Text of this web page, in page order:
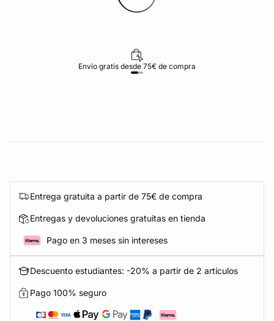
Envío gratis desde 75€ de compra
Entrega gratuita a partir de 75€ de compra
Entregas y devoluciones gratuitas en tienda
Pago en 3 meses sin intereses
Descuento estudiantes: -20% a partir de 2 artículos
Pago 100% seguro